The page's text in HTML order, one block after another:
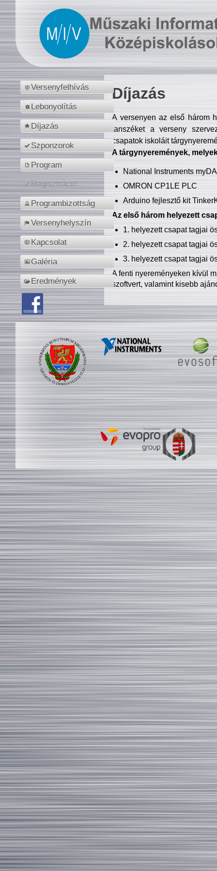
Versenyfelhívás
Lebonyolítás
Díjazás
Szponzorok
Program
Regisztráció
Programbizottság
Versenyhelyszín
Kapcsolat
Galéria
Eredmények
Díjazás
A versenyen az első három
tanszéket a verseny
csapatok iskoláit
A tárgynyeremények,
National Instruments
OMRON CP1LE PLC
Arduino fejlesztő kit
Az első három helyezett
1. helyezett csapat tagjai
2. helyezett csapat tagjai
3. helyezett csapat tagjai
A fenti nyereményeken kívül
szoftvert, valamint kisebb